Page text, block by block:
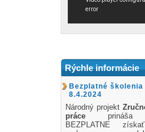
Rýchle informácie
Bezplatné školenia
8.4.2024
Národný projekt
práceprináša
BEZPLATNE